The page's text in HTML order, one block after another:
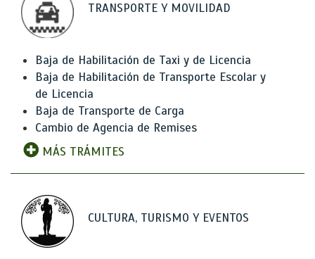
TRANSPORTE Y MOVILIDAD
Baja de Habilitación de Taxi y de Licencia
Baja de Habilitación de Transporte Escolar y
de Licencia
Baja de Transporte de Carga
Cambio de Agencia de Remises
MÁS TRÁMITES
CULTURA, TURISMO Y EVENTOS